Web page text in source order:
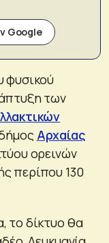
Google
φυσικού
των
Αρχαίας
ορεινών
περίπου 130
το δίκτυο θα